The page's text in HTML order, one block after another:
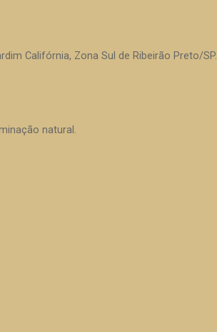
Califórnia, Zona Sul de Ribeirão Preto/SP.
natural.